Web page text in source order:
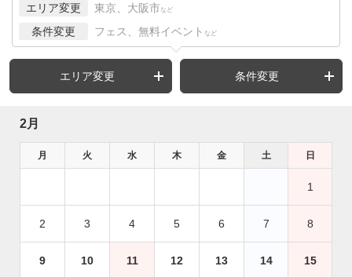
エリア変更 東京、大阪市 など
条件変更 フェス、無料イベント など
エリア変更 条件変更
2月
月 火 水 木 金 土 日
1
2 3 4 5 6 7 8
9 10 11 12 13 14 15